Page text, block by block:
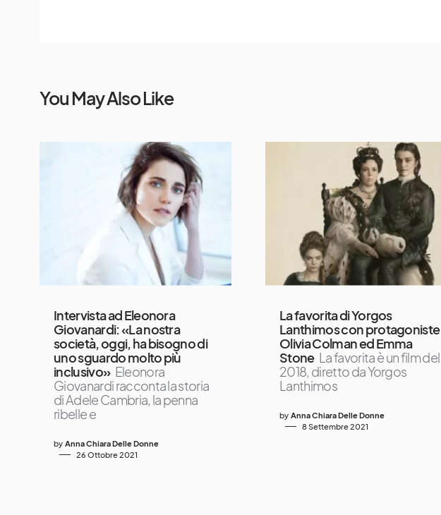
You May Also Like
Intervista ad Eleonora
Giovanardi: «La nostra
società, oggi, ha bisogno di
uno sguardo molto più
inclusivo» Eleonora
Giovanardi racconta la storia
di Adele Cambria, la penna
ribelle e
by Anna Chiara Delle Donne
26 Ottobre 2021
La favorita di Yorgos
Lanthimos con protagoniste
Olivia Colman ed Emma
Stone La favorita è un film del
2018, diretto da Yorgos
Lanthimos
by Anna Chiara Delle Donne
8 Settembre 2021